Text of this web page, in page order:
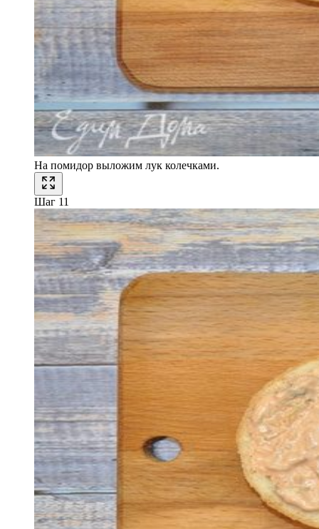
На помидор выложим лук колечками.
Шаг 11